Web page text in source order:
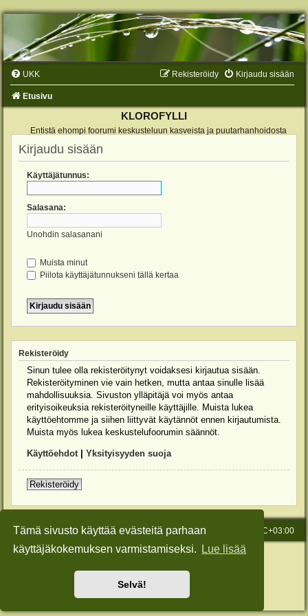
Tämä sivusto käyttää evästeitä parhaan
käyttäjäkokemuksen varmistamiseksi.
Lue lisää
Selvä!
UKK Kirjaudu sisään
Rekisteröidy
Etusivu
KLOROFYLLI
Entistä ehompi foorumi keskusteluun kasveista ja puutarhanhoidosta
Kirjaudu sisään
Käyttäjätunnus:
Salasana:
Unohdin salasanani
Muista minut
Piilota käyttäjätunnukseni tällä kertaa
Rekisteröidy
Sinun tulee olla rekisteröitynyt voidaksesi kirjautua sisään.
Rekisteröityminen vie vain hetken, mutta antaa sinulle lisää
mahdollisuuksia. Sivuston ylläpitäjä voi myös antaa
erityisoikeuksia rekisteröityneille käyttäjille. Muista lukea
käyttöehtomme ja siihen liittyvät käytännöt ennen kirjautumista.
Muista myös lukea keskustelufoorumin säännöt.
Käyttöehdot| Yksityisyyden suoja
Rekisteröidy
Etusivu Kaikki ajat ovat UTC+03:00
Viesti Ylläpidolle
Keskustelufoorumin ohjelmistophpBB® Forum Software © phpBB Limited